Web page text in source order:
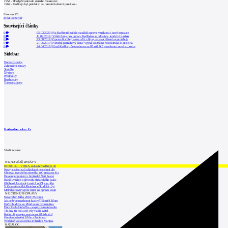
1954 - Hrad převeden do státního vlastnictví.
1962 - Karlštejn byl prohlášen za národní kulturní památkou.
0komentářů
přidat komentář
Související články
0 05.03.2020 |Na Karlštejně začala rozsáhlá oprava, vzniknou i nové expozice
0 11.09.2019| Výběr firmy pro opravy Karlštejna se oddaluje, tendr byl zrušen
0
23.08.2019 |Oprava Karlštejna má začít v říjnu, zadávací řízení se protahuje
0
21.06.2019 |Národní památkový ústav vypsal soutěž na rekonstrukci Karlštejna
0
24.04.2018 |Hrad Karlštejn čeká obnova za 95 mil. Kč, vzniknou i nové expozice
Sidebar
Domácí zprávy
Zahraniční zprávy
Soutěže
Výstavy
Přednášky
Rozhovory
Tiskové zprávy
Kalendář akcí 15
Vložit událost
NEJNOVĚJŠÍ ZPRÁVY
INTRO 30 – VODA: aktuální vydání je již
Nový stadion za Lužánkami nesmí mít dle
Obnova loveckého zámečku u Ostrova na Ka
Developer postaví v brněnské části Lesná
Babiš uvažuje o převodu Hrzánského palác
Oblíbený karvinský areál Lodičky se přip
V Ostravě vzniká Rezidence Stodolní, byt
Mělník znovu vypíše tendr na opravu koup
NEJČTENĚJŠÍ ZPRÁVY
November Talks 2018: M.Corea
Jak nejlépe navrhnout kuchyň? Soutěž Blum
Hořící budova ve Zlíně se na dvou místec
Dům Karla Hubáčka – experimentální rodin
Tři dny, tři noci a tři vily v záři světel
Kolín připravuje centrum sociálních služ
Otevření náměstí Jiřího z Poděbrad
World of Volvo očima architekta Martina
KATALOG